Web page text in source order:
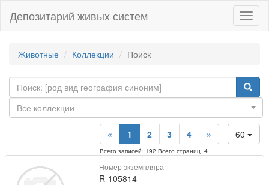
Депозитарий живых систем
Животные Коллекции Поиск
Все коллекции
60
« 1 2 3 4 »
Всего записей: 192 Всего страниц: 4
Номер экземпляра
R-105814